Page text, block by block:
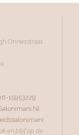
Onnesstraat
15953229
en blijf op de